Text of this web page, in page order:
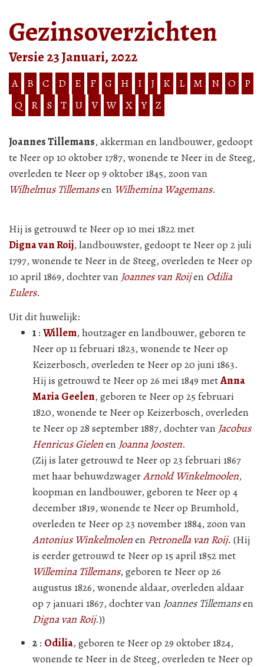
Gezinsoverzichten
Versie 23 Januari, 2022
A B C D E F G H I J K L M N O
P
Q
R S T U V W X Y Z
Joannes Tillemans, akkerman en landbouwer, gedoopt
te Neer op 10 oktober 1787, wonende te Neer in de Steeg,
overleden te Neer op 9 oktober 1845, zoon van
Wilhelmus Tillemansen Wilhemina Wagemans.
Hij is getrouwd te Neer op 10 mei 1822 met
Digna van Roij, landbouwster, gedoopt te Neer op 2 juli
1797, wonende te Neer in de Steeg, overleden te Neer op
10 april 1869, dochter van Joannes van Roijen Odilia
Eulers.
Uit dit huwelijk:
1 : Willem, houtzager en landbouwer, geboren te
Neer op 11 februari 1823, wonende te Neer op
Keizerbosch, overleden te Neer op 20 juni 1863.
Hij is getrouwd te Neer op 26 mei 1849 metAnna
Maria Geelen, geboren te Neer op 25 februari
1820, wonende te Neer op Keizerbosch, overleden
te Neer op 28 september 1887, dochter van Jacobus
Henricus Gielenen Joanna Joosten.
(Zij is later getrouwd te Neer op 23 februari 1867
met haar behuwdzwagerArnold Winkelmoolen,
koopman en landbouwer, geboren te Neer op 4
december 1819, wonende te Neer op Brumhold,
overleden te Neer op 23 november 1884, zoon van
Antonius Winkelmolenen Petronella van Roij. (Hij
is eerder getrouwd te Neer op 15 april 1852 met
Willemina Tillemans, geboren te Neer op 26
augustus 1826, wonende aldaar, overleden aldaar
op 7 januari 1867, dochter van Joannes Tillemansen
Digna van Roij.))
2 : Odilia, geboren te Neer op 29 oktober 1824,
wonende te Neer in de Steeg, overleden te Neer op